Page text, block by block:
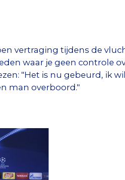
vertraging tijdens de
waar je geen controle
"Het is nu gebeurd, ik
man overboord."